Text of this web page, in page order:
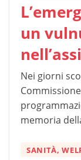
un
Nei giorni
memoria
SANITÀ,